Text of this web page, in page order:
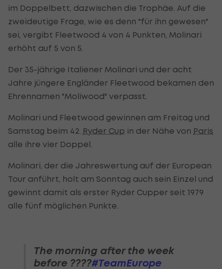
im Doppelbett, dazwischen die Trophäe. Auf die
zweideutige Frage, wie es denn "für ihn gewesen"
sei, vergibt Fleetwood 4 von 4 Punkten, Molinari
erhöht auf 5 von 5.
Der 35-jährige Italiener Molinari und der acht
Jahre jüngere Engländer Fleetwood bekamen den
Ehrennamen "Moliwood" verpasst.
Molinari und Fleetwood gewinnen am Freitag und
Samstag beim 42. Ryder Cup in der Nähe von Paris
alle ihre vier Doppel.
Molinari, der die Jahreswertung auf der European
Tour anführt, holt am Sonntag auch sein Einzel und
gewinnt damit als erster Ryder Cupper seit 1979
alle fünf möglichen Punkte.
The morning after the week
before ????#TeamEurope